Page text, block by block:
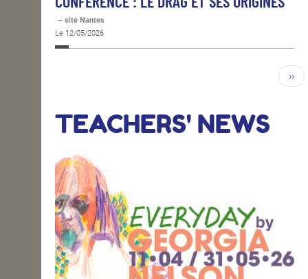
— site Nantes
Le 12/05/2026
››
TEACHERS' NEWS